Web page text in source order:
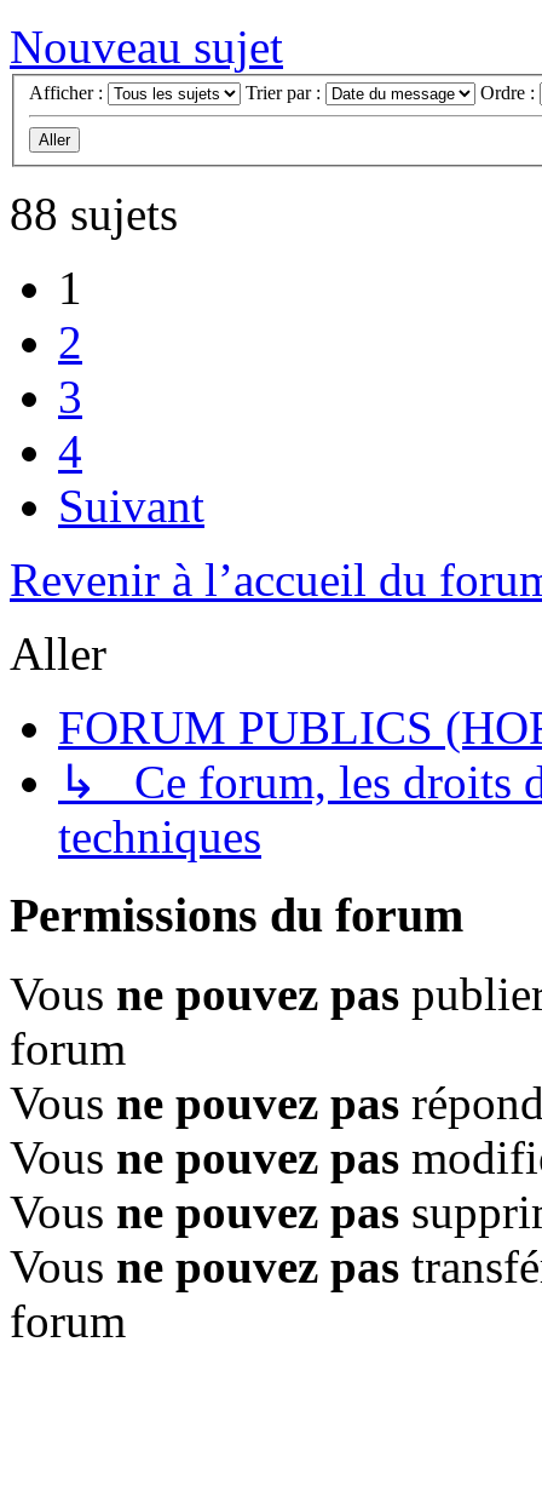
Nouveau sujet
Afficher : Trier par : Ordre :
88 sujets
1
2
3
4
Suivant
Revenir à l’accueil du
Aller
FORUM PUBLICS
↳ Ce forum, les droits
techniques
Permissions du forum
Vous ne pouvez pas
forum
Vous ne pouvez pas
Vous ne pouvez pas
Vous ne pouvez pas
Vous ne pouvez pas
forum